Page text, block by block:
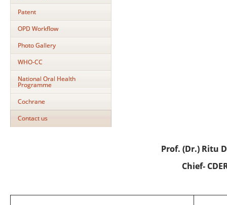
Patent
OPD Workflow
Photo Gallery
WHO-CC
National Oral Health
Programme
Cochrane
Contact us
Prof. (Dr.) Ritu
Chief-